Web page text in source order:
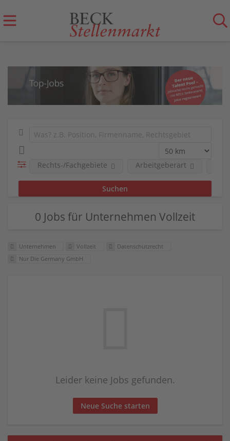
Rechts-/Fachgebiete Arbeitgeberart
0 Jobs für Unternehmen Vollzeit
Unternehmen Vollzeit
Datenschutzrecht
Nur Die Germany GmbH
Leider keine Jobs gefunden.
Neue Suche starten